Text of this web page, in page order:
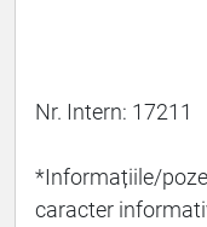
Nr. Intern: 17211
*Informațiile/
caracter